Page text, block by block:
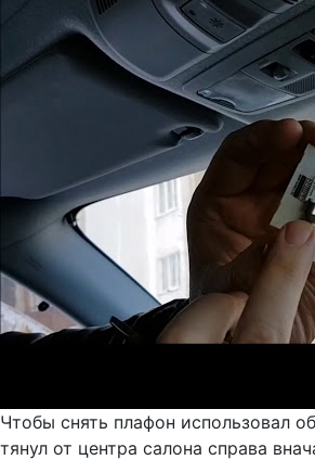
Чтобы снять плафон использовал
тянул от центра салона справа